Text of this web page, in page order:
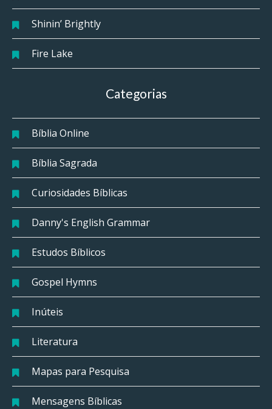
Shinin’ Brightly
Fire Lake
Categorias
Bíblia Online
Bíblia Sagrada
Curiosidades Bíblicas
Danny's English Grammar
Estudos Bíblicos
Gospel Hymns
Inúteis
Literatura
Mapas para Pesquisa
Mensagens Bíblicas